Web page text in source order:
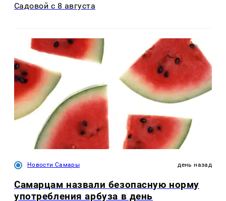
Садовой с 8 августа
Новости Самары день назад
Самарцам назвали безопасную норму
употребления арбуза в день